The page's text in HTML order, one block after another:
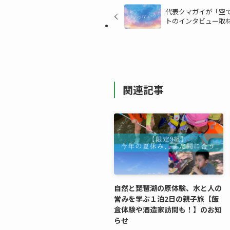
代表クマガイが「空
トのインタビュー取
関連記事
自然と琵琶湖の原体験、水と人の
営みを学ぶ１泊2日の親子旅【飯
盒体験や酒造家訪問も！】のお知
らせ